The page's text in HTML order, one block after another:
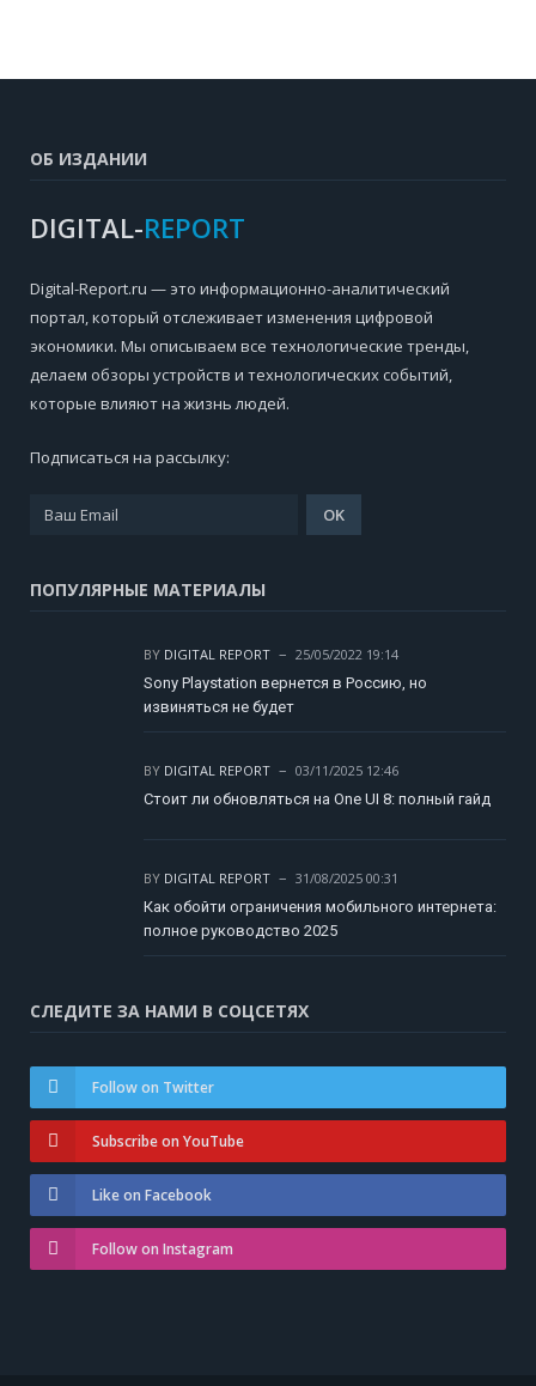
ОБ ИЗДАНИИ
DIGITAL-REPORT
Digital-Report.ru — это информационно-аналитический
портал, который отслеживает изменения цифровой
экономики. Мы описываем все технологические тренды,
делаем обзоры устройств и технологических событий,
которые влияют на жизнь людей.
Подписаться на рассылку:
ПОПУЛЯРНЫЕ МАТЕРИАЛЫ
BY DIGITAL REPORT
25/05/2022 19:14
Sony Playstation вернется в Россию, но
извиняться не будет
BY DIGITAL REPORT
03/11/2025 12:46
Стоит ли обновляться на One UI 8: полный гайд
BY DIGITAL REPORT
31/08/2025 00:31
Как обойти ограничения мобильного интернета:
полное руководство 2025
СЛЕДИТЕ ЗА НАМИ В СОЦСЕТЯХ
Follow on Twitter
Subscribe on YouTube
Like on Facebook
Follow on Instagram